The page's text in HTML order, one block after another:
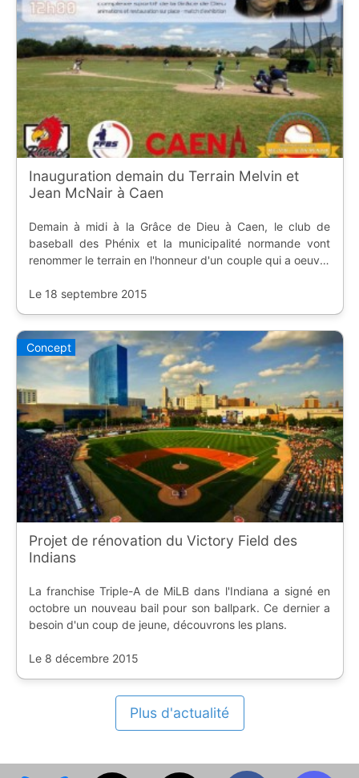
Inauguration demain du Terrain Melvin et
Jean McNair à Caen
Demain à midi à la Grâce de Dieu à Caen, le club de
baseball des Phénix et la municipalité normande vont
renommer le terrain en l'honneur d'un couple qui a oeuvré
Le 18 septembre 2015
Concept
Projet de rénovation du Victory Field des
Indians
La franchise Triple-A de MiLB dans l'Indiana a signé en
octobre un nouveau bail pour son ballpark. Ce dernier a
besoin d'un coup de jeune, découvrons les plans.
Le 8 décembre 2015
Plus d'actualité